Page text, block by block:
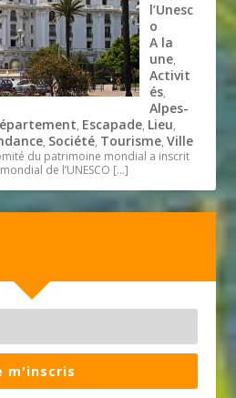
l’Unesc
o
A la
une,
Activit
és,
Alpes-
, Escapade, Lieu,
, Société, Tourisme,Ville
du patrimoine mondial a inscrit
de l’UNESCO […]
m'inscris